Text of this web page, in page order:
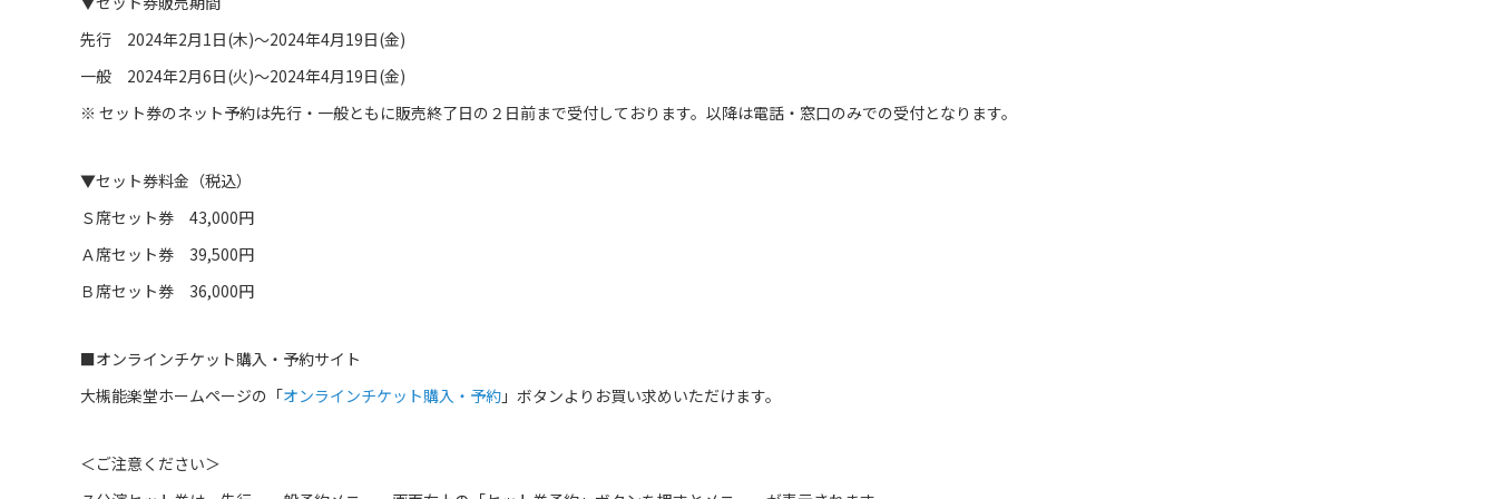
先行 2024年2月1日(木)～2024年4月19日(金)
一般 2024年2月6日(火)～2024年4月19日(金)
※ セット券のネット予約は先行・一般ともに販売終了日の２日前まで受付しております。以降は電話・窓口のみでの受付となります。
▼セット券料金（税込）
Ｓ席セット券 43,000円
Ａ席セット券 39,500円
Ｂ席セット券 36,000円
■オンラインチケット購入・予約サイト
大槻能楽堂ホームページの「オンラインチケット購入・予約 」ボタンよりお買い求めいただけます。
＜ご注意ください＞